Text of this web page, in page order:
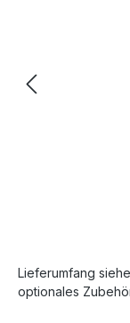
Lieferumfang
optionales